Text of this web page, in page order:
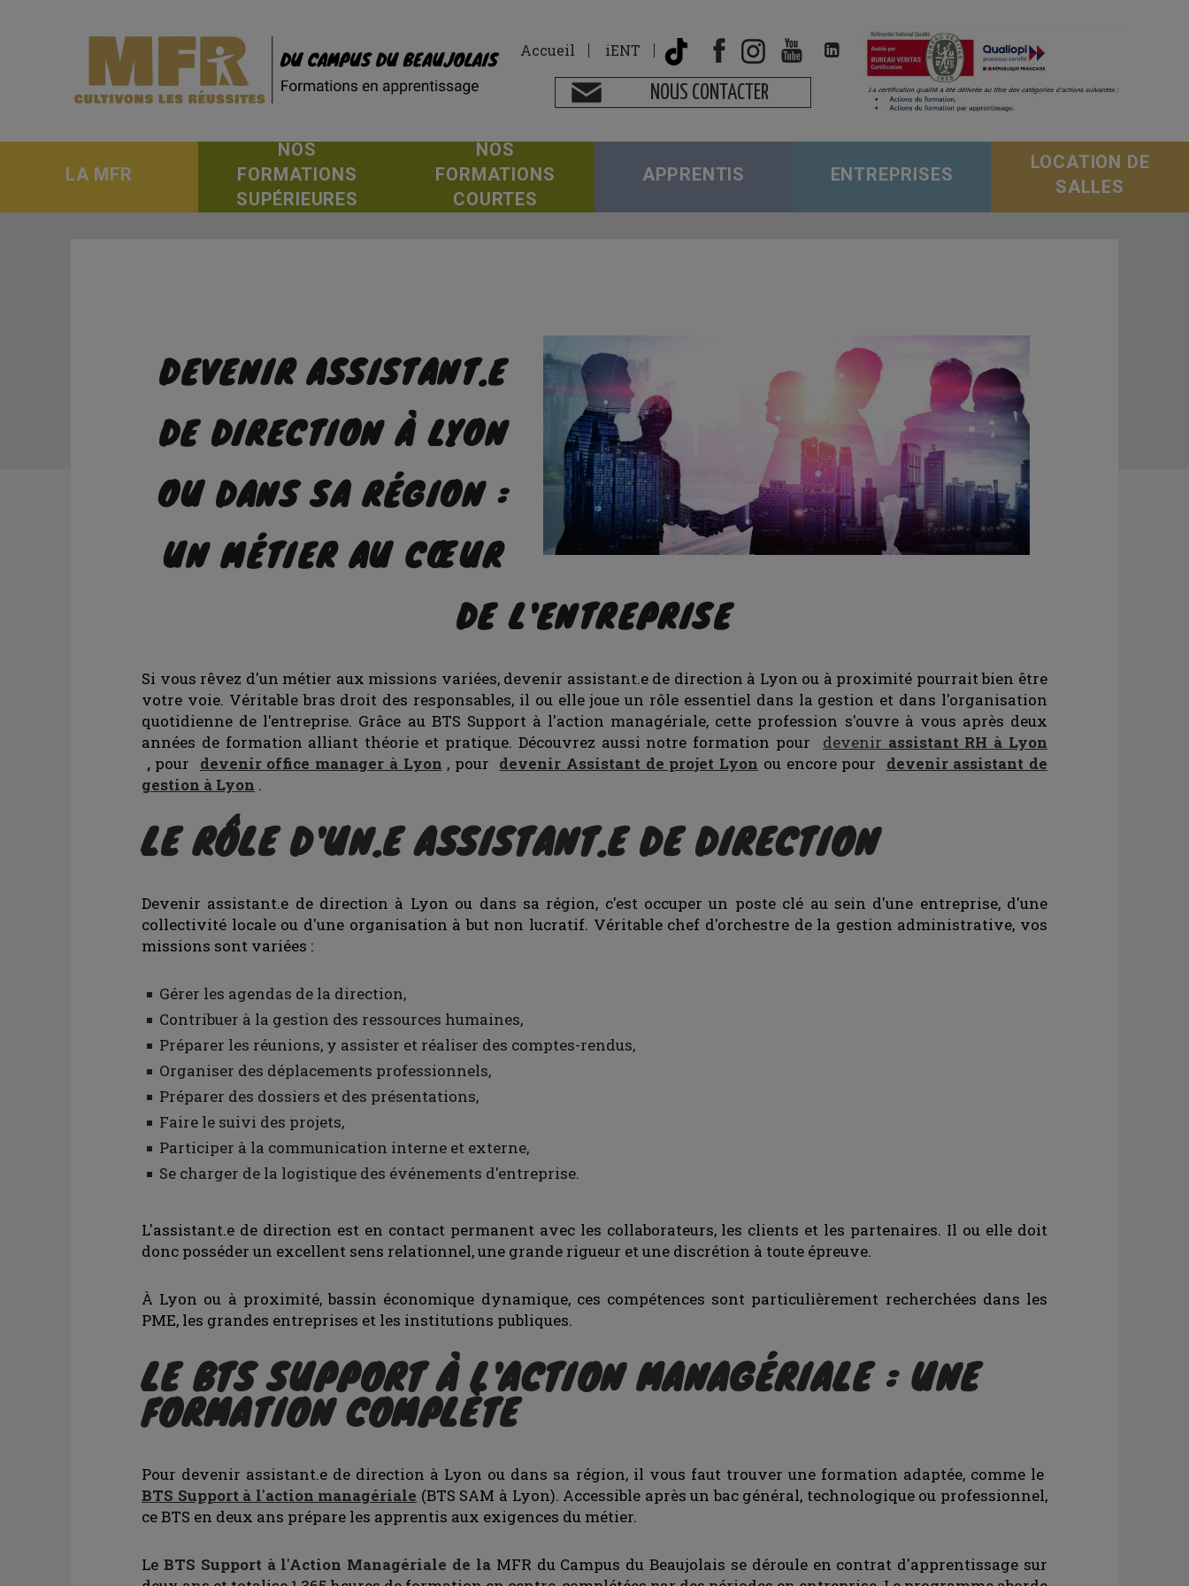
Accueil iENT
NOUS CONTACTER
LA MFR
NOS
FORMATIONS
SUPÉRIEURES
NOS
FORMATIONS
COURTES
APPRENTIS ENTREPRISES
LOCATION DE
SALLES
DEVENIR ASSISTANT.E
DE DIRECTION À LYON
OU DANS SA RÉGION :
UN MÉTIER AU CŒUR
DE L'ENTREPRISE
Si vous rêvez d'un métier aux missions variées, devenir assistant.e de direction à Lyon ou à proximité pourrait bien être
votre voie. Véritable bras droit des responsables, il ou elle joue un rôle essentiel dans la gestion et dans l'organisation
quotidienne de l'entreprise. Grâce au BTS Support à l'action managériale, cette profession s'ouvre à vous après deux
années de formation alliant théorie et pratique. Découvrez aussi notre formation pour devenir assistant RH à Lyon
,pour devenir office manager à Lyon , pour devenir Assistant de projet Lyon ou encore pour devenir assistant de
gestion à Lyon .
LE RÔLE D'UN.E ASSISTANT.E DE DIRECTION
Devenir assistant.e de direction à Lyon ou dans sa région, c'est occuper un poste clé au sein d'une entreprise, d'une
collectivité locale ou d'une organisation à but non lucratif. Véritable chef d'orchestre de la gestion administrative, vos
missions sont variées :
Gérer les agendas de la direction,
Contribuer à la gestion des ressources humaines,
Préparer les réunions, y assister et réaliser des comptes-rendus,
Organiser des déplacements professionnels,
Préparer des dossiers et des présentations,
Faire le suivi des projets,
Participer à la communication interne et externe,
Se charger de la logistique des événements d'entreprise.
L'assistant.e de direction est en contact permanent avec les collaborateurs, les clients et les partenaires. Il ou elle doit
donc posséder un excellent sens relationnel, une grande rigueur et une discrétion à toute épreuve.
À Lyon ou à proximité, bassin économique dynamique, ces compétences sont particulièrement recherchées dans les
PME, les grandes entreprises et les institutions publiques.
LE BTS SUPPORT À L'ACTION MANAGÉRIALE : UNE
FORMATION COMPLÈTE
Pour devenir assistant.e de direction à Lyon ou dans sa région, il vous faut trouver une formation adaptée, comme le
BTS Support à l'action managériale (BTS SAM à Lyon). Accessible après un bac général, technologique ou professionnel,
ce BTS en deux ans prépare les apprentis aux exigences du métier.
Le BTS Support à l'Action Managériale de laMFR du Campus du Beaujolais se déroule en contrat d'apprentissage sur